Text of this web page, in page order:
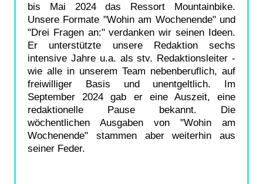
bis Mai 2024 das Ressort Mountainbike.
Unsere Formate "Wohin am Wochenende" und
"Drei Fragen an:" verdanken wir seinen Ideen.
Er unterstützte unsere Redaktion sechs
intensive Jahre u.a. als stv. Redaktionsleiter -
wie alle in unserem Team nebenberuflich, auf
freiwilliger Basis und unentgeltlich. Im
September 2024 gab er eine Auszeit, eine
redaktionelle Pause bekannt. Die
wöchentlichen Ausgaben von "Wohin am
Wochenende" stammen aber weiterhin aus
seiner Feder.